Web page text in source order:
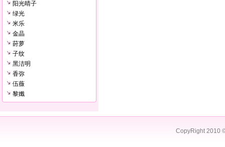
阳光晴子
绿光
米乐
金晶
莳萝
子纹
黑洁明
香弥
伍薇
黎孅
CopyRight 2010